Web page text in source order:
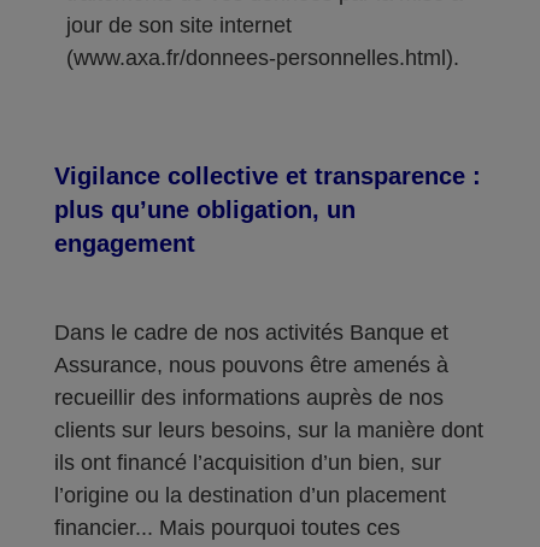
jour de son site internet
(www.axa.fr/donnees-personnelles.html).
Vigilance collective et transparence :
plus qu’une obligation, un
engagement
Dans le cadre de nos activités Banque et
Assurance, nous pouvons être amenés à
recueillir des informations auprès de nos
clients sur leurs besoins, sur la manière dont
ils ont financé l’acquisition d’un bien, sur
l’origine ou la destination d’un placement
financier... Mais pourquoi toutes ces